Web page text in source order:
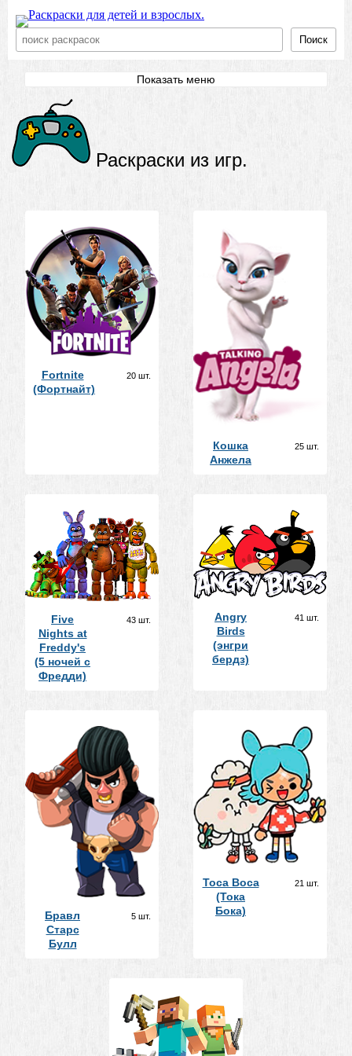
Поиск
Показать меню
Раскраски из игр.
Fortnite
(Фортнайт)
20 шт.
Кошка
Анжела
25 шт.
Five
Nights at
Freddy's
(5 ночей с
Фредди)
43 шт.
Angry
Birds
(энгри
бердз)
41 шт.
Бравл
Старс
Булл
5 шт.
Toca Boca
(Тока
Бока)
21 шт.